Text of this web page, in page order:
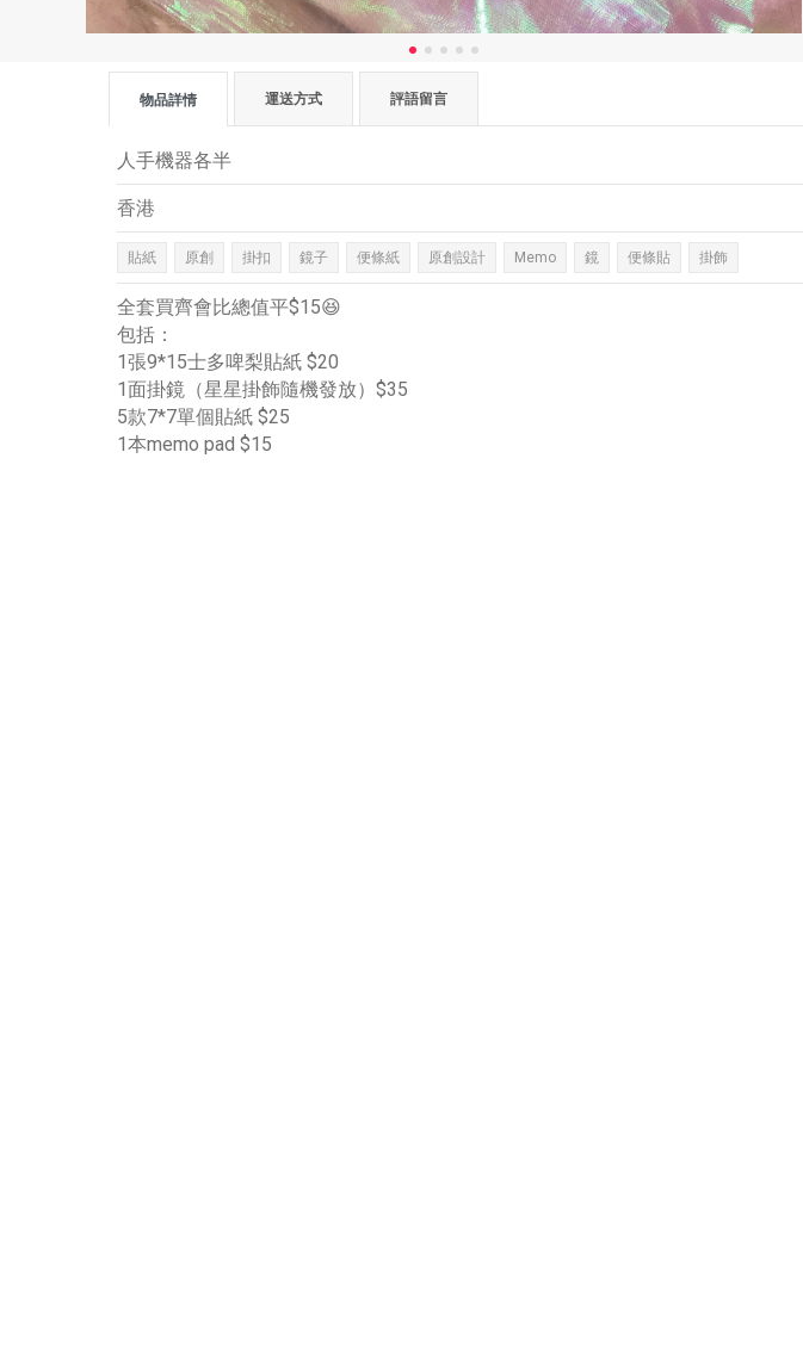
物品詳情 運送方式 評語留言
人手機器各半
香港
貼紙 原創 掛扣 鏡子 便條紙 原創設計 Memo 鏡 便條貼 掛飾
全套買齊會比總值平$15😆
包括：
1張9*15士多啤梨貼紙 $20
1面掛鏡（星星掛飾隨機發放）$35
5款7*7單個貼紙 $25
1本memo pad $15